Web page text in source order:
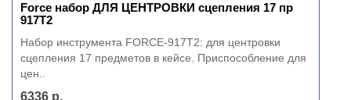
Force набор ДЛЯ ЦЕНТРОВКИ сцепления 17 пр
917T2
Набор инструмента FORCE-917T2: для центровки
сцепления 17 предметов в кейсе. Приспособление для
цен..
6336 р.